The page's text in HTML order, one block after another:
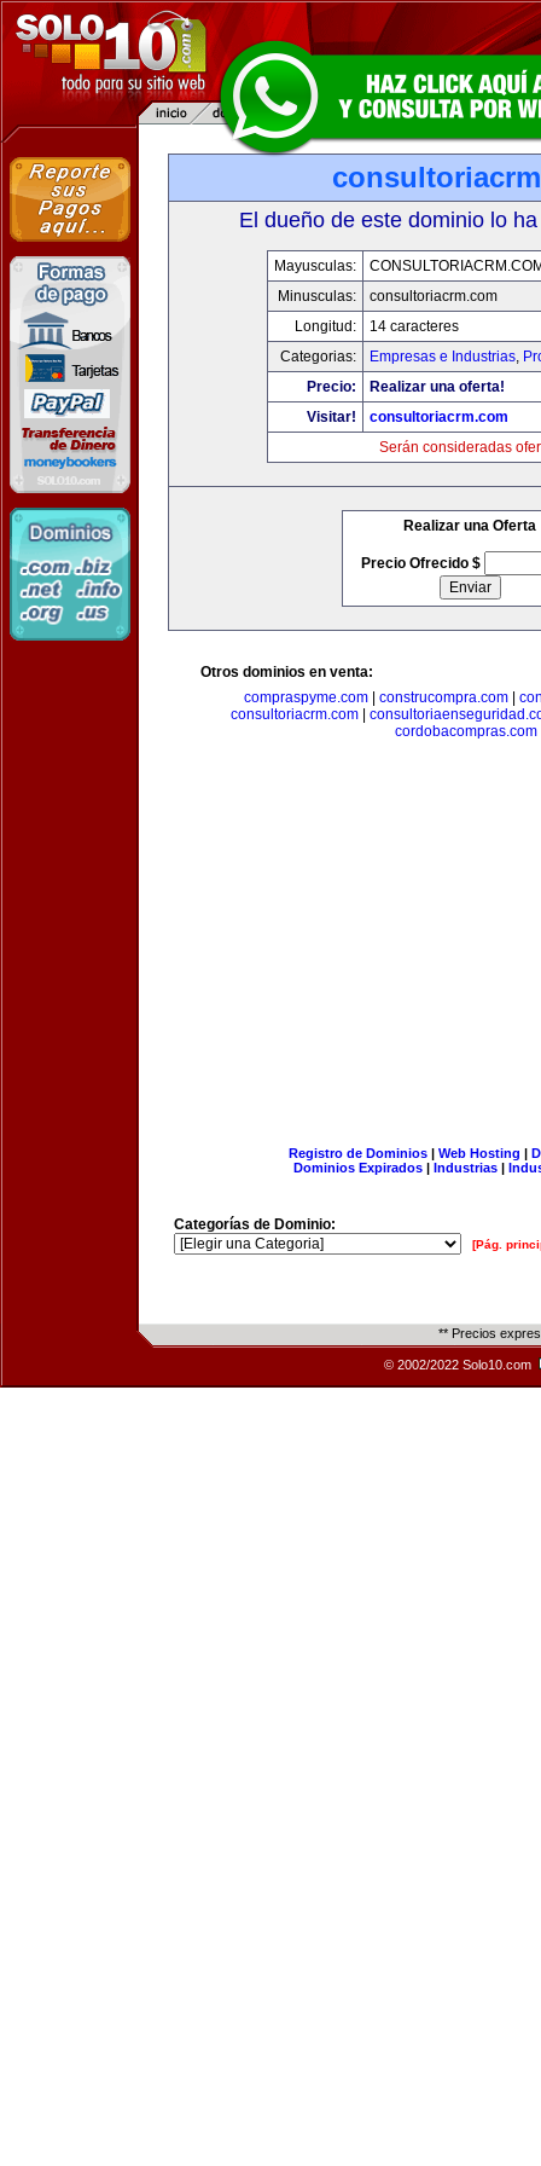
El dueño de este dominio lo
Mayusculas:
Minusculas:
consultoriacrm.com
Longitud:
14 caracteres
Categorias:
Empresas e Industrias,
Precio:
Realizar una oferta!
Visitar!
consultoriacrm.com
Serán consideradas
Realizar una Oferta
Precio Ofrecido $
Otros dominios en venta:
compraspyme.com
construcompra.com
consultoriacrm.com|
cordobacompras.com
Registro de Dominios| Web Hosting |
Dominios Expirados | Industrias |
Categorías de Dominio:
[Pág.
** Precios
© 2002/2022 Solo10.com